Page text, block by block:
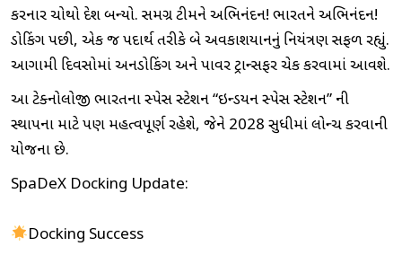
કરનાર ચોથો દેશ બન્યો. સમગ્ર ટીમને અભિનંદન! ભારતને અભિનંદન!
ડોકિંગ પછી, એક જ પદાર્થ તરીકે બે અવકાશયાનનું નિયંત્રણ સફળ રહ્યું.
આગામી દિવસોમાં અનડોકિંગ અને પાવર ટ્રાન્સફર ચેક કરવામાં આવશે.
આ ટેક્નોલોજી ભારતના સ્પેસ સ્ટેશન “ઇન્ડિયન સ્પેસ સ્ટેશન” ની
સ્થાપના માટે પણ મહત્વપૂર્ણ રહેશે, જેને 2028 સુધીમાં લોન્ચ કરવાની
યોજના છે.
SpaDeX Docking Update:
Docking Success